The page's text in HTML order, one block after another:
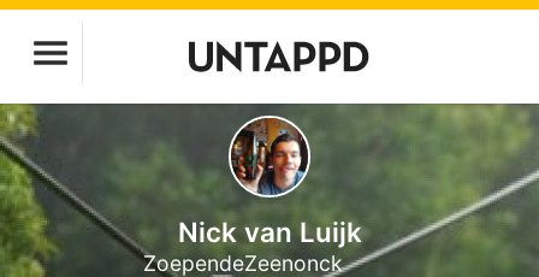
Nick van Luijk
ZoependeZeenonck